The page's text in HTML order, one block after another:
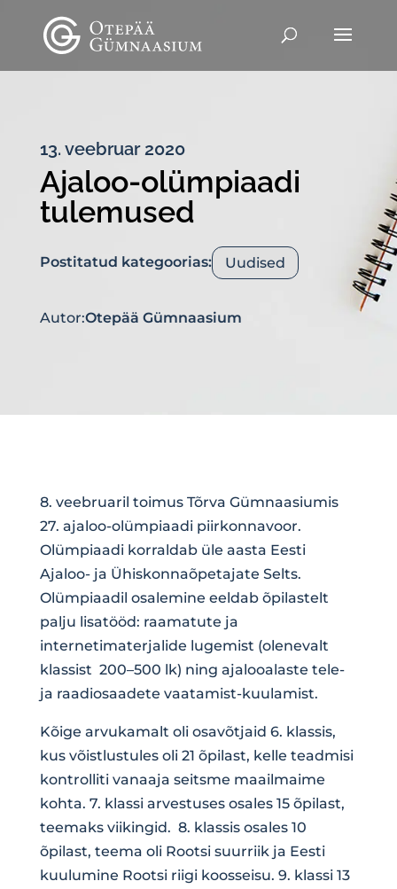
13. veebruar 2020
Ajaloo-olümpiaadi
tulemused
Postitatud kategoorias: Uudised
Autor:Otepää Gümnaasium
8. veebruaril toimus Tõrva Gümnaasiumis
27. ajaloo-olümpiaadi piirkonnavoor.
Olümpiaadi korraldab üle aasta Eesti
Ajaloo- ja Ühiskonnaõpetajate Selts.
Olümpiaadil osalemine eeldab õpilastelt
palju lisatööd: raamatute ja
internetimaterjalide lugemist (olenevalt
klassist 200–500 lk) ning ajalooalaste tele-
ja raadiosaadete vaatamist-kuulamist.
Kõige arvukamalt oli osavõtjaid 6. klassis,
kus võistlustules oli 21 õpilast, kelle teadmisi
kontrolliti vanaaja seitsme maailmaime
kohta. 7. klassi arvestuses osales 15 õpilast,
teemaks viikingid. 8. klassis osales 10
õpilast, teema oli Rootsi suurriik ja Eesti
kuulumine Rootsi riigi koosseisu. 9. klassi 13